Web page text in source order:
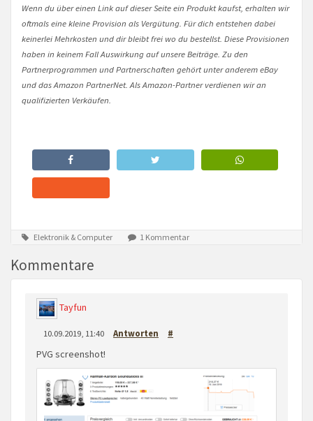
Wenn du über einen Link auf dieser Seite ein Produkt kaufst, erhalten wir
oftmals eine kleine Provision als Vergütung. Für dich entstehen dabei
keinerlei Mehrkosten und dir bleibt frei wo du bestellst. Diese Provisionen
haben in keinem Fall Auswirkung auf unsere Beiträge. Zu den
Partnerprogrammen und Partnerschaften gehört unter anderem eBay
und das Amazon PartnerNet. Als Amazon-Partner verdienen wir an
qualifizierten Verkäufen.
Elektronik & Computer 1 Kommentar
Kommentare
Tayfun
10.09.2019, 11:40 Antworten #
PVG screenshot!